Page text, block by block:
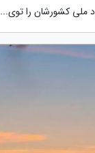
کشورشان را توی...